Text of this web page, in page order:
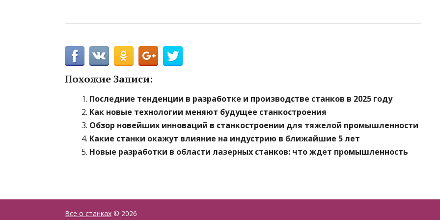
Похожие Записи:
Последние тенденции в разработке и производстве станков в 2025 году
Как новые технологии меняют будущее станкостроения
Обзор новейших инноваций в станкостроении для тяжелой промышленности
Какие станки окажут влияние на индустрию в ближайшие 5 лет
Новые разработки в области лазерных станков: что ждет промышленность
Все о станках © 2026